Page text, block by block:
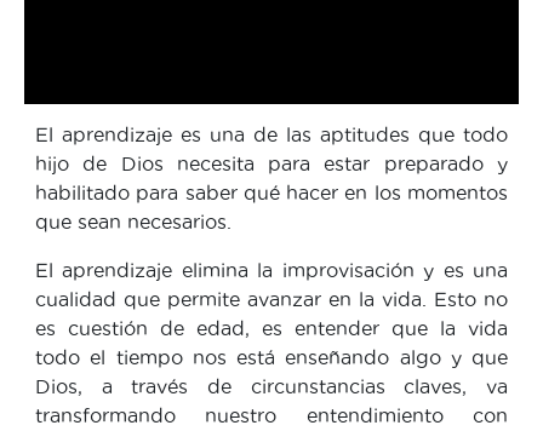
El aprendizaje es una de las aptitudes que todo
hijo de Dios necesita para estar preparado y
habilitado para saber qué hacer en los momentos
que sean necesarios.
El aprendizaje elimina la improvisación y es una
cualidad que permite avanzar en la vida. Esto no
es cuestión de edad, es entender que la vida
todo el tiempo nos está enseñando algo y que
Dios, a través de circunstancias claves, va
transformando nuestro entendimiento con